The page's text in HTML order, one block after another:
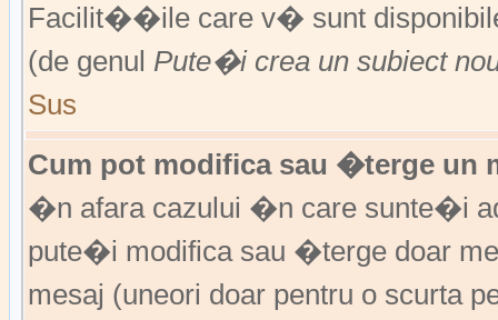
Facilit��ile care v� sunt
(de genul Pute�i crea un subiect
Sus
Cum pot modifica sau �terge un
�n afara cazului �n care sunte�i
pute�i modifica sau �terge doar
mesaj (uneori doar pentru o